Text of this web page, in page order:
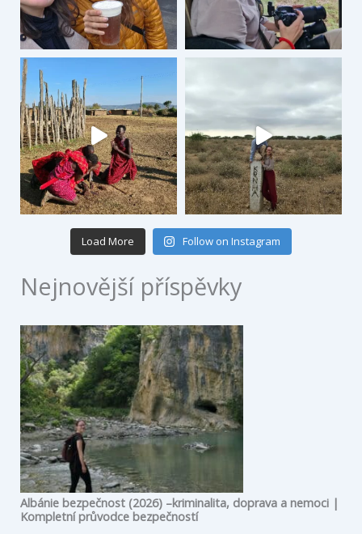
Load More Follow on Instagram
Nejnovější příspěvky
Albánie bezpečnost (2026) –kriminalita, doprava a nemoci |
Kompletní průvodce bezpečností